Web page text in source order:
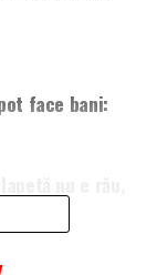
face bani: